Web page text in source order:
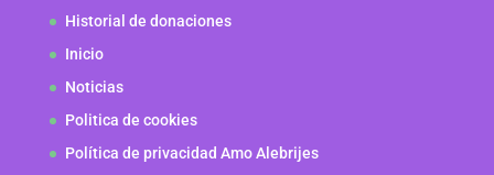
Historial de donaciones
Inicio
Noticias
Politica de cookies
Política de privacidad Amo Alebrijes